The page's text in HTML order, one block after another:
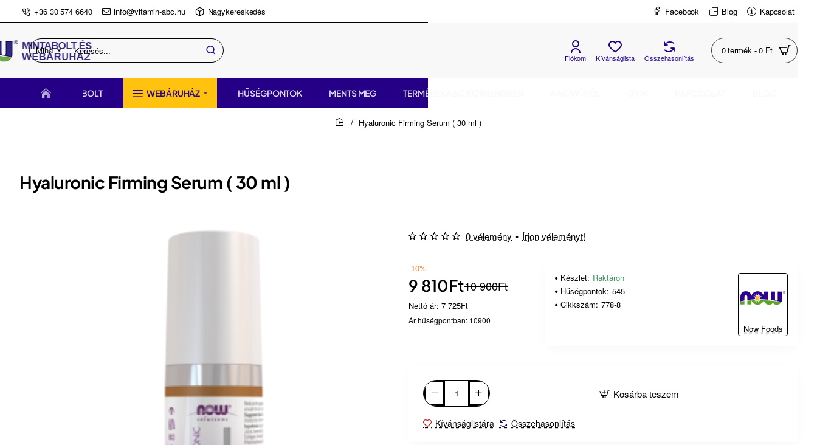
+36 30 574 6640 info@vitamin-abc.hu Nagykereskedés Facebook Blog Kapcsolat
Mind
Keresés... Fiókom Kívánságlista Összehasonlítás
0 termék - 0 Ft
BOLT WEBÁRUHÁZ HŰSÉGPONTOK MENTS MEG TERMÉKEK ABC SORRENDBEN
Hyaluronic Firming Serum ( 30 ml )
Hyaluronic Firming Serum ( 30 ml )
0 vélemény • Írjon véleményt!
-10%
9 810Ft10 900Ft
Nettó ár: 7 725Ft
Ár hűségpontban: 10900
Készlet: Raktáron
Hűségpontok: 545
Cikkszám: 778-8
Now Foods
Kosárba teszem
Kívánságlistára Összehasonlítás